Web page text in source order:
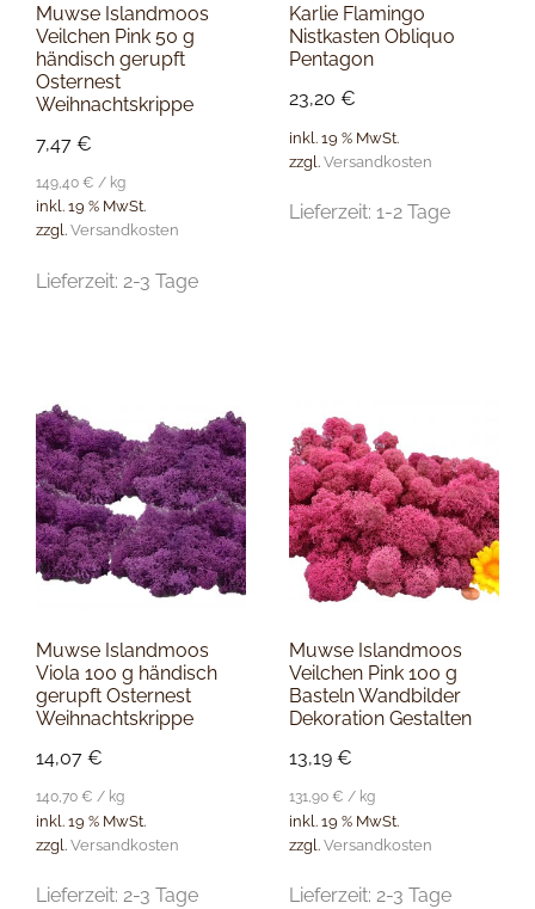
Muwse Islandmoos
Veilchen Pink 50 g
händisch gerupft
Osternest
Weihnachtskrippe
7,47 €
149,40 € / kg
inkl. 19 % MwSt.
zzgl. Versandkosten
Lieferzeit: 2-3 Tage
Karlie Flamingo
Nistkasten Obliquo
Pentagon
23,20€
inkl. 19 % MwSt.
zzgl.Versandkosten
Lieferzeit:1-2 Tage
Muwse Islandmoos
Viola 100 g händisch
gerupft Osternest
Weihnachtskrippe
14,07 €
140,70 € / kg
inkl. 19 % MwSt.
zzgl. Versandkosten
Lieferzeit: 2-3 Tage
Muwse Islandmoos
Veilchen Pink 100 g
Basteln Wandbilder
Dekoration Gestalten
13,19€
131,90€ / kg
inkl. 19 % MwSt.
zzgl.Versandkosten
Lieferzeit:2-3 Tage